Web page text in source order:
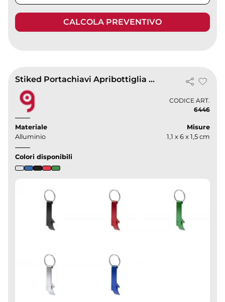
CALCOLA PREVENTIVO
Stiked Portachiavi Apribottiglia Alluminio Colorato 8g
CODICE ART.
6446
Materiale
Alluminio
Misure
1,1 x 6 x 1,5 cm
Colori disponibili